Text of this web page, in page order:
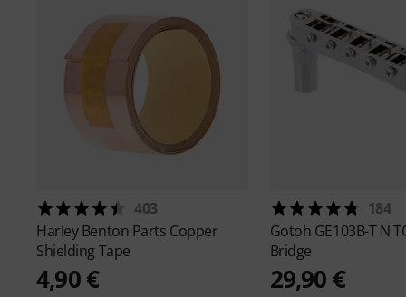
403
Harley Benton Parts Copper
Shielding Tape
4,90 €
184
Gotoh GE103B-T N
Bridge
29,90 €